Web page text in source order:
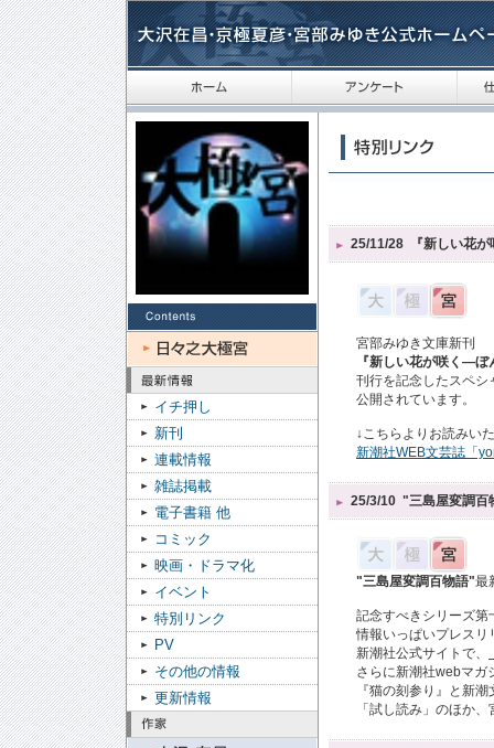
イチ押し
新刊
連載情報
雑誌掲載
電子書籍 他
コミック
映画・ドラマ化
イベント
特別リンク
PV
その他の情報
更新情報
25/11/28 『新しい花
宮部みゆき文庫新刊
『新しい花が咲く―
刊行を記念したスペシ
公開されています。
↓こちらよりお読みい
新潮社WEB文芸誌「
25/3/10 "三島屋変調百
"三島屋変調百物語"最
記念すべきシリーズ第
情報いっぱいプレスリ
新潮社公式サイトで、
さらに新潮社webマガ
『猫の刻参り』と新
「試し読み」のほか